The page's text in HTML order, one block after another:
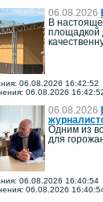
06.08.2026
В
площадкой
06.08.2026 16:42:52
06.08.2026
06.08.2026
Одним из
для
06.08.2026 16:40:54
06.08.2026